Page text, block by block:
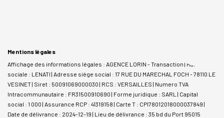
Mentions légales
Affichage des informations légales : AGENCE LORIN - Transaction | Raison
sociale : LENATI | Adresse siège social : 17 RUE DU MARECHAL FOCH - 78110 LE
VESINET | Siret : 50091069000030 | RCS : VERSAILLES | Numero TVA
Intracommunautaire : FR31500910690 | Forme juridique : SARL | Capital
social : 1 000 | Assurance RCP : 41319158 | Carte T : CPI78012018000037849 |
Date de délivrance : 2024-12-19 | Lieu de délivrance : 35 bd du Port 95015